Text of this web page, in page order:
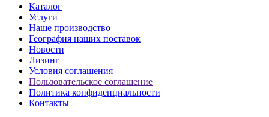
Каталог
Услуги
Наше производство
География наших поставок
Новости
Лизинг
Условия соглашения
Пользовательское соглашение
Политика конфиденциальности
Контакты